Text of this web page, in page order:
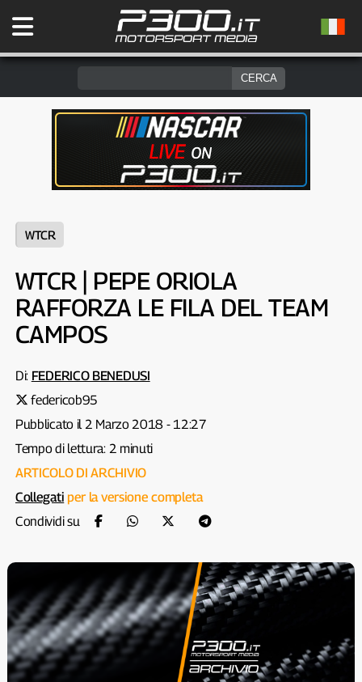
WTCR
WTCR | PEPE ORIOLA
RAFFORZA LE FILA DEL TEAM
CAMPOS
Di: FEDERICO BENEDUSI
federicob95
Pubblicato il 2 Marzo 2018 - 12:27
Tempo di lettura: 2 minuti
ARTICOLO DI ARCHIVIO
Collegati per la versione completa
Condividi su